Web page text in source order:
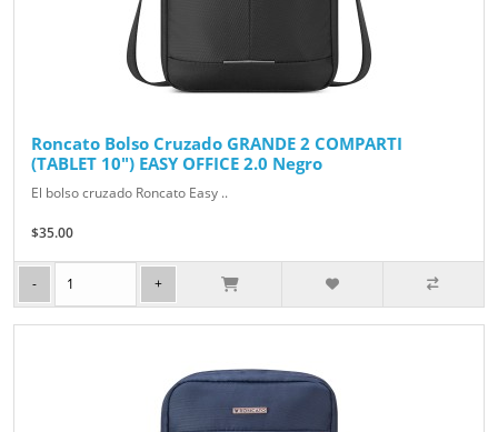
Roncato Bolso Cruzado GRANDE 2 COMPARTI
(TABLET 10") EASY OFFICE 2.0 Negro
El bolso cruzado Roncato Easy ..
$35.00